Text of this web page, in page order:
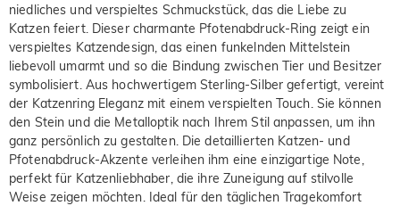
niedliches und verspieltes Schmuckstück, das die Liebe zu
Katzen feiert. Dieser charmante Pfotenabdruck-Ring zeigt ein
verspieltes Katzendesign, das einen funkelnden Mittelstein
liebevoll umarmt und so die Bindung zwischen Tier und Besitzer
symbolisiert. Aus hochwertigem Sterling-Silber gefertigt, vereint
der Katzenring Eleganz mit einem verspielten Touch. Sie können
den Stein und die Metalloptik nach Ihrem Stil anpassen, um ihn
ganz persönlich zu gestalten. Die detaillierten Katzen- und
Pfotenabdruck-Akzente verleihen ihm eine einzigartige Note,
perfekt für Katzenliebhaber, die ihre Zuneigung auf stilvolle
Weise zeigen möchten. Ideal für den täglichen Tragekomfort